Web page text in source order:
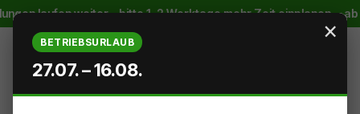
Zum Hauptinhalt springen
weiter – bitte 1–2 Werktage mehr Zeit einplanen · ab
×
BETRIEBSURLAUB
27.07. – 16.08.